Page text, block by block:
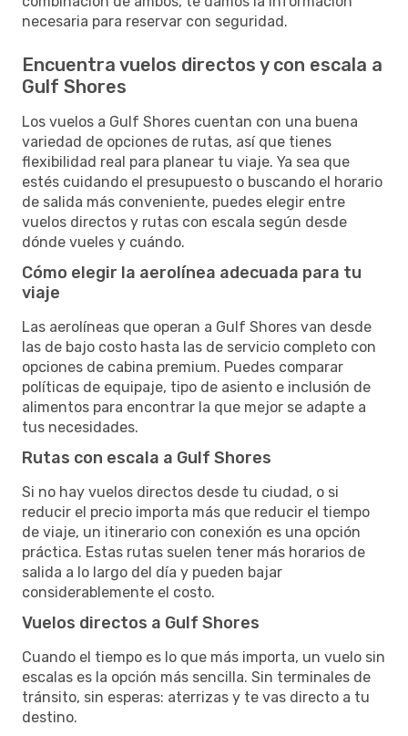
necesaria para reservar con seguridad.
Encuentra vuelos directos y con escala a
Gulf Shores
Los vuelos a Gulf Shores cuentan con una buena
variedad de opciones de rutas, así que tienes
flexibilidad real para planear tu viaje. Ya sea que
estés cuidando el presupuesto o buscando el horario
de salida más conveniente, puedes elegir entre
vuelos directos y rutas con escala según desde
dónde vueles y cuándo.
Cómo elegir la aerolínea adecuada para tu
viaje
Las aerolíneas que operan a Gulf Shores van desde
las de bajo costo hasta las de servicio completo con
opciones de cabina premium. Puedes comparar
políticas de equipaje, tipo de asiento e inclusión de
alimentos para encontrar la que mejor se adapte a
tus necesidades.
Rutas con escala a Gulf Shores
Si no hay vuelos directos desde tu ciudad, o si
reducir el precio importa más que reducir el tiempo
de viaje, un itinerario con conexión es una opción
práctica. Estas rutas suelen tener más horarios de
salida a lo largo del día y pueden bajar
considerablemente el costo.
Vuelos directos a Gulf Shores
Cuando el tiempo es lo que más importa, un vuelo sin
escalas es la opción más sencilla. Sin terminales de
tránsito, sin esperas: aterrizas y te vas directo a tu
destino.